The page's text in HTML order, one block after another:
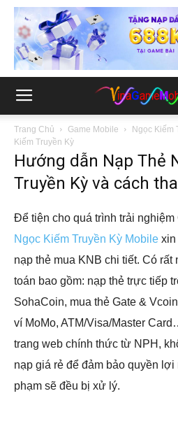
Trang Chủ Game Mobile Ngọc Kiếm
Kiếm Truyền Kỳ
Hướng dẫn Nạp Thẻ
Truyền Kỳ và cách
Để tiện cho quá trình trải nghiệm
Ngọc Kiếm Truyền Kỳ Mobile
nạp thẻ mua KNB chi tiết. Có
toán bao gồm: nạp thẻ trực tiếp
SohaCoin, mua thẻ Gate &
ví MoMo, ATM/Visa/Master
trang web chính thức từ NPH,
nạp giá rẻ để đảm bảo quyền lợi
phạm sẽ đều bị xử lý.